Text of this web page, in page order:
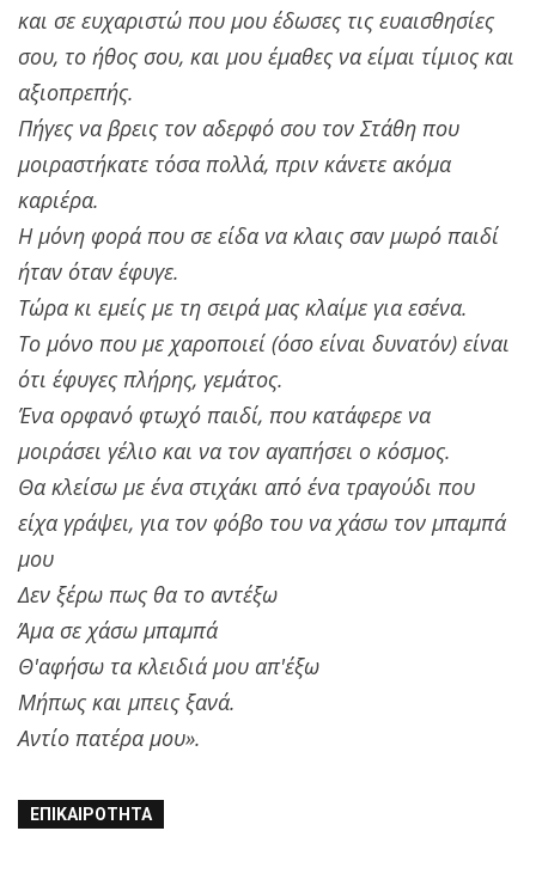
και σε ευχαριστώ που μου έδωσες τις ευαισθησίες
σου, το ήθος σου, και μου έμαθες να είμαι τίμιος και
αξιοπρεπής.
Πήγες να βρεις τον αδερφό σου τον Στάθη που
μοιραστήκατε τόσα πολλά, πριν κάνετε ακόμα
καριέρα.
Η μόνη φορά που σε είδα να κλαις σαν μωρό παιδί
ήταν όταν έφυγε.
Τώρα κι εμείς με τη σειρά μας κλαίμε για εσένα.
Το μόνο που με χαροποιεί (όσο είναι δυνατόν) είναι
ότι έφυγες πλήρης, γεμάτος.
Ένα ορφανό φτωχό παιδί, που κατάφερε να
μοιράσει γέλιο και να τον αγαπήσει ο κόσμος.
Θα κλείσω με ένα στιχάκι από ένα τραγούδι που
είχα γράψει, για τον φόβο του να χάσω τον μπαμπά
μου
Δεν ξέρω πως θα το αντέξω
Άμα σε χάσω μπαμπά
Θ'αφήσω τα κλειδιά μου απ'έξω
Μήπως και μπεις ξανά.
Αντίο πατέρα μου».
ΕΠΙΚΑΙΡΌΤΗΤΑ